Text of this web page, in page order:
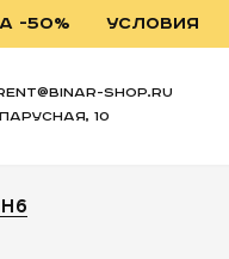
-50% УСЛОВИЯ
shop.ru
10